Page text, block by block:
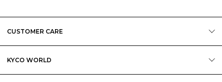
CUSTOMER CARE
KYCO WORLD